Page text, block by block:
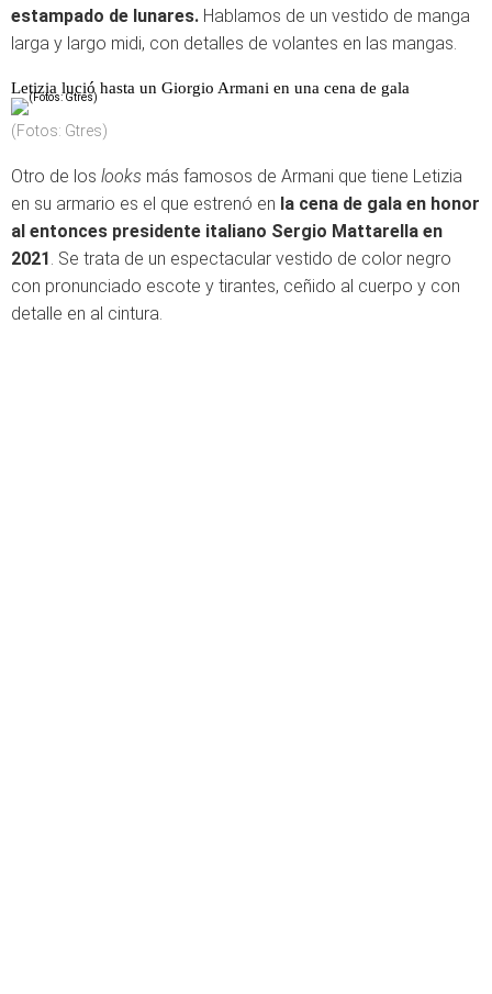
estampado de lunares. Hablamos de un vestido de manga
larga y largo midi, con detalles de volantes en las mangas.
Letizia lució hasta un Giorgio Armani en una cena de gala
(Fotos: Gtres)
Otro de los looks más famosos de Armani que tiene Letizia
en su armario es el que estrenó en la cena de gala en honor
al entonces presidente italiano Sergio Mattarella en
2021. Se trata de un espectacular vestido de color negro
con pronunciado escote y tirantes, ceñido al cuerpo y con
detalle en al cintura.